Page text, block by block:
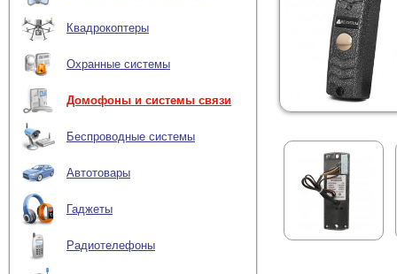
Квадрокоптеры
Охранные системы
Домофоны и системы связи
Беспроводные системы
Автотовары
Гаджеты
Радиотелефоны